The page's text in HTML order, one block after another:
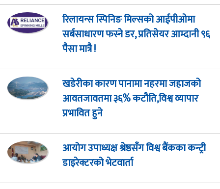
रिलायन्स स्पिनिङ मिल्सको आईपीओमा
सर्बसाधारण फस्ने डर, प्रतिसेयर आम्दानी ९६
पैसा मात्रै !
खडेरीका कारण पानामा नहरमा जहाजको
आवतजावतमा ३६% कटौति,विश्व व्यापार
प्रभावित हुने
आयोग उपाध्यक्ष श्रेष्ठसँग विश्व बैंकका कन्ट्री
डाइरेक्टरको भेटवार्ता